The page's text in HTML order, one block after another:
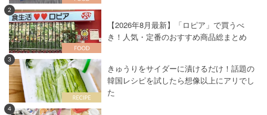
2
【2026年8月最新】「ロピア」で買うべ
き！人気・定番のおすすめ商品総まとめ
3
きゅうりをサイダーに漬けるだけ！話題の
韓国レシピを試したら想像以上にアリでし
た
4